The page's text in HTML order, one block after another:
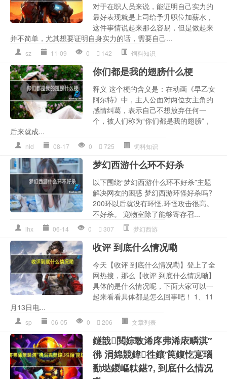
对于在职人员来说，能证明自己实力的
最好表现就是上司给予升职位加薪水，
这件事情说起来那么容易，但是做起来
并不简单，尤其想要证明自身实力的话，需要自己...
sz 11-09 0 142 饲料知识
你们都是我的翅膀什么梗
释义 这个梗的含义是：在动画《早乙女
阿尔特》中，主人公面对两位女主角的
感情纠葛，表示自己不想放弃任何一
个，被人们称为“你们都是我的翅膀”，
后来就成...
nld 08-17 0 725 饲料知识
梦幻西游什么环不好杀
以下围绕“梦幻西游什么环不好杀”主题
解决网友的困惑 梦幻西游环怪好杀吗?
200环以后就没有环怪,环怪攻击很高。
不好杀。 宠物室除了能够寄存召...
lhx 06-14 0 307 梦幻西游
收评 到底什么情况嘞
今天【收评 到底什么情况嘞】登上了全
网热搜，那么【收评 到底什么情况嘞】
具体的是什么情况呢，下面大家可以一
起来看看具体都是怎么回事吧！ 1、11
月13日电...
sp 06-05 0 206 文章列表
鐩戠閲婃斁浠庝弗浠庡疄淇″
彿 涓婂競鍏徃鑲′笢鍑忔寔瑙
勫垯鍐嶇粏鍖?, 到底什么情况